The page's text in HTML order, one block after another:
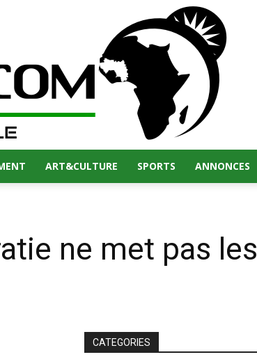
ART&CULTURE SPORTS ANNONCES
ne met pas les
CATEGORIES